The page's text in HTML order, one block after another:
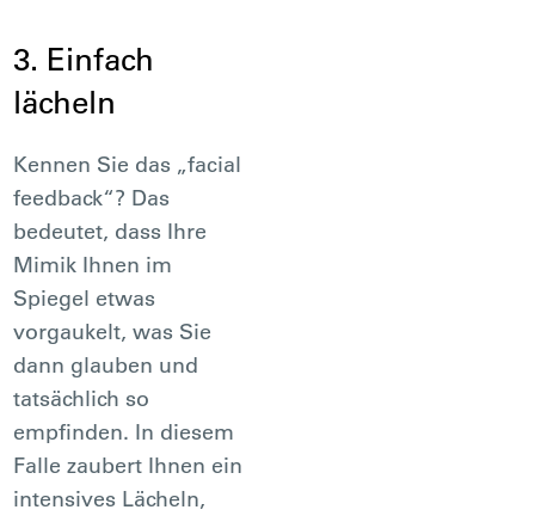
3. Einfach
lächeln
Kennen Sie das „facial
feedback“? Das
bedeutet, dass Ihre
Mimik Ihnen im
Spiegel etwas
vorgaukelt, was Sie
dann glauben und
tatsächlich so
empfinden. In diesem
Falle zaubert Ihnen ein
intensives Lächeln,